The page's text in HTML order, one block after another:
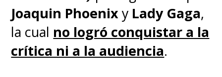
buenos números al estudio.
Phillipsoficializó en junio pasado
Joaquin Phoenixy Lady Gaga,
la cual no logró conquistar a la
crítica ni a la audiencia.